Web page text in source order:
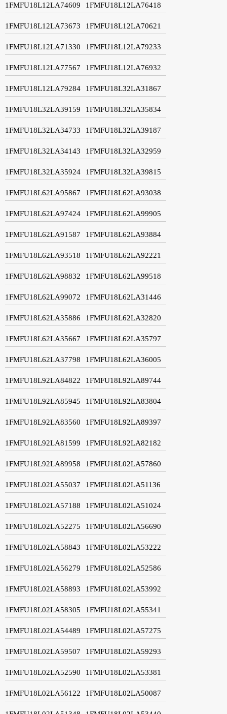
1FMFU18L12LA74609 1FMFU18L12LA76418
1FMFU18L12LA73673 1FMFU18L12LA70621
1FMFU18L12LA71330 1FMFU18L12LA79233
1FMFU18L12LA77567 1FMFU18L12LA76932
1FMFU18L12LA79284 1FMFU18L32LA31867
1FMFU18L32LA39159 1FMFU18L32LA35834
1FMFU18L32LA34733 1FMFU18L32LA39187
1FMFU18L32LA34143 1FMFU18L32LA32959
1FMFU18L32LA35924 1FMFU18L32LA39815
1FMFU18L62LA95867 1FMFU18L62LA93038
1FMFU18L62LA97424 1FMFU18L62LA99905
1FMFU18L62LA91587 1FMFU18L62LA93884
1FMFU18L62LA93518 1FMFU18L62LA92221
1FMFU18L62LA98832 1FMFU18L62LA99518
1FMFU18L62LA99072 1FMFU18L62LA31446
1FMFU18L62LA35886 1FMFU18L62LA32820
1FMFU18L62LA35667 1FMFU18L62LA35797
1FMFU18L62LA37798 1FMFU18L62LA36005
1FMFU18L92LA84822 1FMFU18L92LA89744
1FMFU18L92LA85945 1FMFU18L92LA83804
1FMFU18L92LA83560 1FMFU18L92LA89397
1FMFU18L92LA81599 1FMFU18L92LA82182
1FMFU18L92LA89958 1FMFU18L02LA57860
1FMFU18L02LA55037 1FMFU18L02LA51136
1FMFU18L02LA57188 1FMFU18L02LA51024
1FMFU18L02LA52275 1FMFU18L02LA56690
1FMFU18L02LA58843 1FMFU18L02LA53222
1FMFU18L02LA56279 1FMFU18L02LA52586
1FMFU18L02LA58893 1FMFU18L02LA53992
1FMFU18L02LA58305 1FMFU18L02LA55341
1FMFU18L02LA54489 1FMFU18L02LA57275
1FMFU18L02LA59507 1FMFU18L02LA59293
1FMFU18L02LA52590 1FMFU18L02LA53381
1FMFU18L02LA56122 1FMFU18L02LA50087